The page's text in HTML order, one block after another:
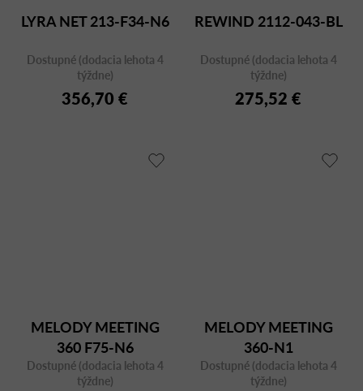
LYRA NET 213-F34-N6
Dostupné (dodacia lehota 4
týždne)
356,70 €
REWIND 2112-043-BL
Dostupné (dodacia lehota 4
týždne)
275,52 €
MELODY MEETING
360 F75-N6
Dostupné (dodacia lehota 4
týždne)
MELODY MEETING
360-N1
Dostupné (dodacia lehota 4
týždne)